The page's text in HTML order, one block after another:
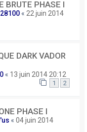
BRUTE PHASE I
« 22 juin 2014
DARK VADOR
« 13 juin 2014 20:12
1 2
PHASE I
« 04 juin 2014